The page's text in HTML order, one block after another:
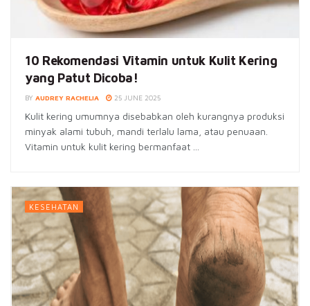
10 Rekomendasi Vitamin untuk Kulit Kering
yang Patut Dicoba!
BY AUDREY RACHELIA 25 JUNE 2025
Kulit kering umumnya disebabkan oleh kurangnya produksi
minyak alami tubuh, mandi terlalu lama, atau penuaan.
Vitamin untuk kulit kering bermanfaat ...
KESEHATAN